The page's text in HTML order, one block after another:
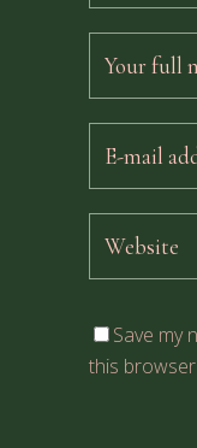
Save my
this